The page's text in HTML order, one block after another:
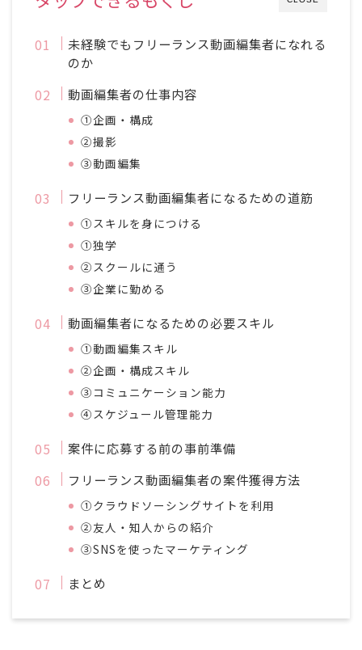
未経験でもフリーランス動画編集者になれる
のか
動画編集者の仕事内容
①企画・構成
②撮影
③動画編集
フリーランス動画編集者になるための道筋
①スキルを身につける
①独学
②スクールに通う
③企業に勤める
動画編集者になるための必要スキル
①動画編集スキル
②企画・構成スキル
③コミュニケーション能力
④スケジュール管理能力
案件に応募する前の事前準備
フリーランス動画編集者の案件獲得方法
①クラウドソーシングサイトを利用
②友人・知人からの紹介
③SNSを使ったマーケティング
まとめ